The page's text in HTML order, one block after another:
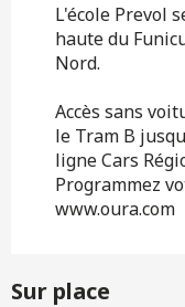
L'école Prevol
haute du
Nord.
Accès sans
le Tram B
ligne Cars
Programmez
www.oura.com
Sur place